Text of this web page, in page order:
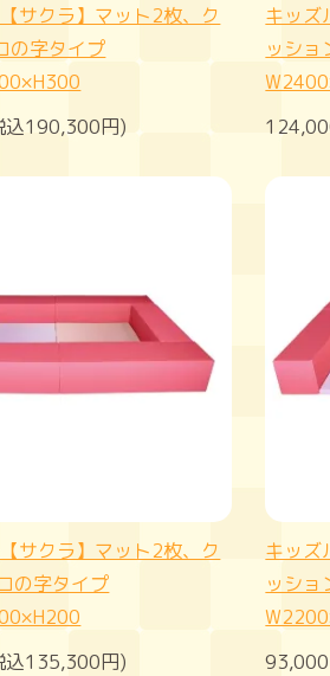
サクラ】マット2枚、ク
の字タイプ
190,300円)
キッズ
ッシ
サクラ】マット2枚、ク
の字タイプ
135,300円)
キッズ
ッショ